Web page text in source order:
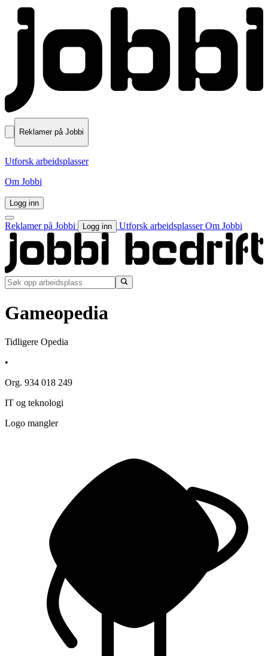
Reklamer på Jobbi
Utforsk arbeidsplasser
Om Jobbi
Logg inn
Reklamer på Jobbi Logg inn Utforsk arbeidsplasserOm Jobbi
Gameopedia
Tidligere Opedia
•
Org. 934 018 249
IT og teknologi
Logo mangler